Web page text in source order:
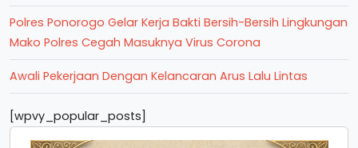
Polres Ponorogo Gelar Kerja Bakti Bersih-Bersih Lingkungan
Mako Polres Cegah Masuknya Virus Corona
Awali Pekerjaan Dengan Kelancaran Arus Lalu Lintas
[wpvy_popular_posts]